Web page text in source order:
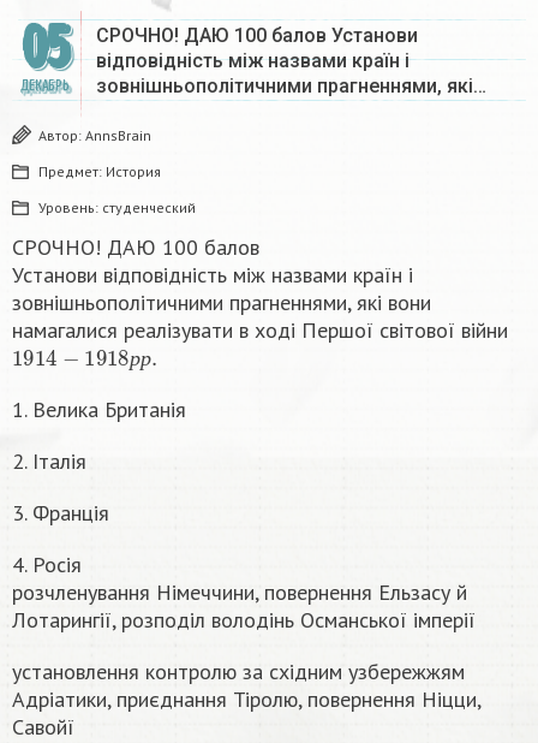
05
ДЕКАБРЬ
СРОЧНО! ДАЮ 100 балов Установи
відповідність між назвами країн і
зовнішньополітичними прагненнями, які…
Автор: AnnsBrain
Предмет: История
Уровень: студенческий
СРОЧНО! ДАЮ 100 балов
Установи відповідність між назвами країн і
зовнішньополітичними прагненнями, які вони
намагалися реалізувати в ході Першої світової війни
р р
1914−1918рр.
1. Велика Британія
2. Італія
3. Франція
4. Росія
розчленування Німеччини, повернення Ельзасу й
Лотарингії, розподіл володінь Османської імперії
установлення контролю за східним узбережжям
Адріатики, приєднання Тіролю, повернення Ніцци,
Савойї